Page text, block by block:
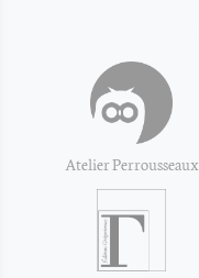
Atelier Perrousseaux